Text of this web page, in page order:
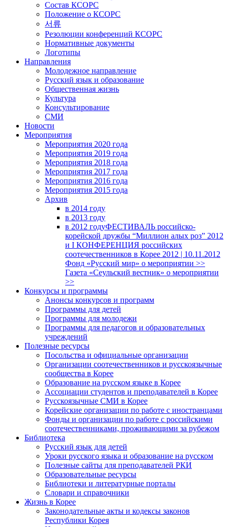
Состав КСОРС
Положение о КСОРС
서류
Резолюции конференций КСОРС
Нормативные документы
Логотипы
Направления
Молодежное направление
Русский язык и образование
Общественная жизнь
Культура
Консультирование
СМИ
Новости
Мероприятия
Мероприятия 2020 года
Мероприятия 2019 года
Мероприятия 2018 годa
Мероприятия 2017 года
Мероприятия 2016 года
Мероприятия 2015 года
Архив
в 2014 году
в 2013 году
в 2012 годуФЕСТИВАЛЬ российско-
корейской дружбы “Миллион алых роз” 2012
и I КОНФЕРЕНЦИЯ российских
соотечественников в Корее 2012 | 10.11.2012
Фонд «Русский мир» о мероприятии >>
Газета «Сеульский вестник» о мероприятии
>>
Конкурсы и программы
Анонсы конкурсов и программ
Программы для детей
Программы для молодежи
Программы для педагогов и образовательных
учреждений
Полезные ресурсы
Посольства и официальные организации
Организации соотечественников и русскоязычные
сообщества в Корее
Образование на русском языке в Корее
Ассоциации студентов и преподавателей в Корее
Русскоязычные СМИ в Корее
Корейские организации по работе с иностранцами
Фонды и организации по работе с российскими
соотечественниками, проживающими за рубежом
Библиотека
Русский язык для детей
Уроки русского языка и образование на русском
Полезные сайты для преподавателей РКИ
Образовательные ресурсы
Библиотеки и литературные порталы
Словари и справочники
Жизнь в Корее
Законодательные акты и кодексы законов
Республики Корея